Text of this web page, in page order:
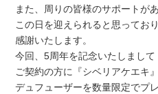
また、周りの皆様のサポートが
この日を迎えられると思っており
感謝いたします。
今回、5周年を記念いたしまして
ご契約の方に『シベリアケエキ
デュフューザーを数量限定でプ